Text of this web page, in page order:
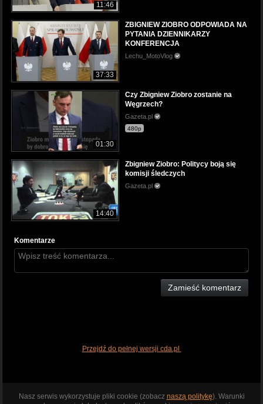
11:46
37:33
ZBIGNIEW ZIOBRO ODPOWIADA NA
PYTANIA DZIENNIKARZY
KONFERENCJA
Lechu_MotoVlog
01:30
Czy Zbigniew Ziobro zostanie na
Węgrzech?
Gazeta.pl
480p
14:40
Zbigniew Ziobro: Politycy boją się
komisji śledczych
Gazeta.pl
Komentarze
Zamieść komentarz
Przejdź do pełnej wersji cda.pl
Nasz serwis wykorzystuje pliki cookie (zobacz naszą politykę). Warunki